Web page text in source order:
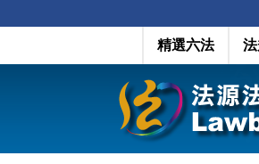
精選六法